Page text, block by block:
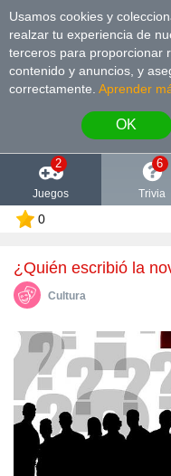
Usamos cookies y
realzar tu experiencia de
terceros para proporcionar
contenido y anuncios, y
correctamente. Aprender
OK
2
Juegos
6
Trivia
0
¿Quién escribió la
Cultura